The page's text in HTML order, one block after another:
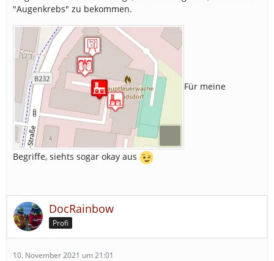
"Augenkrebs" zu bekommen.
Für meine
Begriffe, siehts sogar okay aus
DocRainbow
Profi
10. November 2021 um 21:01